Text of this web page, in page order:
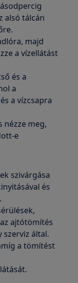
alsó tálcán
majd
a vízellátást
és a
a
a vízcsapra
nézze meg,
e
szivárgása
és
ajtótömítés
szerviz által.
a tömítést